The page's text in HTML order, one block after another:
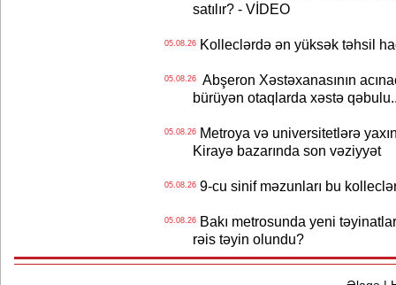
satılır? - VİDEO
05.08.26Kolleclərdə ən yüksək təhsil
05.08.26Abşeron Xəstəxanasının
bürüyən otaqlarda xəstə
05.08.26Metroya və universitetlərə
Kirayə bazarında son vəziyyət
05.08.269-cu sinif məzunları bu
05.08.26Bakı metrosunda yeni
rəis təyin olundu?